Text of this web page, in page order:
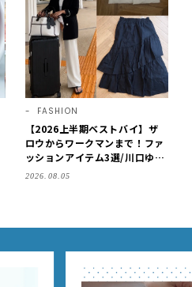
FASHION
【2026上半期ベストバイ】ザ
ロウからワークマンまで！ファ
ッションアイテム3選/川口ゆか
り
2026.08.05